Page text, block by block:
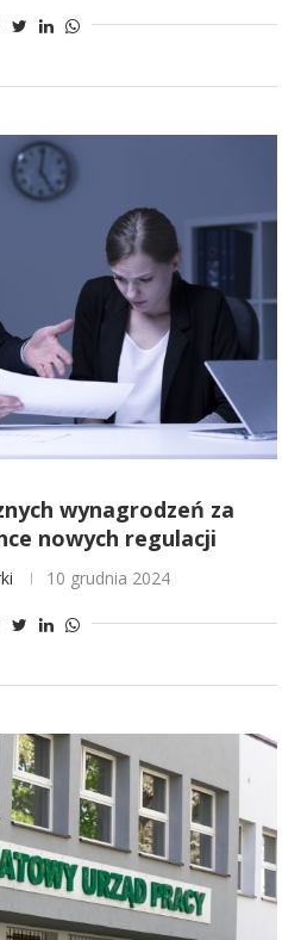
wynagrodzeń za
nowych regulacji
10 grudnia 2024